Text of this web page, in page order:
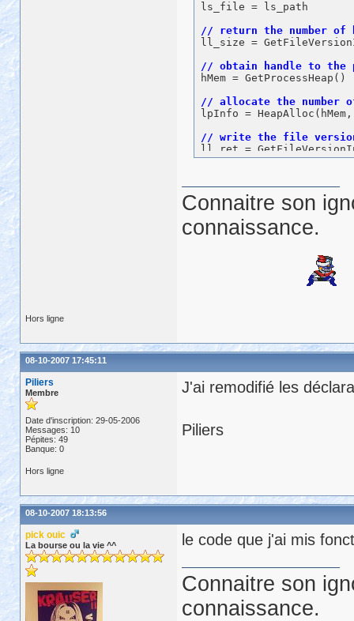
ls_file = ls_path
ll_size =
hMem = GetProcessHeap()
lpInfo =
ll_ret =
ls_query =
ll_ret =
MoveMemory(ls_bytes,
arr_int[4] =
else
next
ls_query =
ll_ret =
Connaitre son
connaissance.
Hors ligne
08-10-2007 17:45:11
Piliers
Membre
Date d'inscription: 29-05-2006
Messages: 10
Pépites: 49
Banque: 0
J'ai remodifié les
Piliers
Hors ligne
08-10-2007 18:13:56
pick ouic
La bourse ou la vie ^^ le code que j'ai mis
Connaitre son
connaissance.